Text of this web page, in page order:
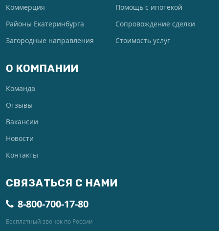
Коммерция
Районы Екатеринбурга
Загородные направления
Помощь с ипотекой
Сопровождение сделки
Стоимость услуг
О КОМПАНИИ
Команда
Отзывы
Вакансии
Новости
Контакты
СВЯЗАТЬСЯ С НАМИ
8-800-700-17-80
Бесплатный звонок по России